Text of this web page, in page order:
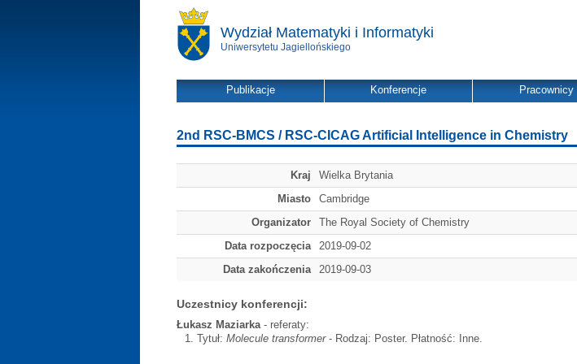
Wydział Matematyki i Informatyki
Uniwersytetu Jagiellońskiego
Publikacje Konferencje Pracownicy
2nd RSC-BMCS / RSC-CICAG Artificial Intelligence in Chemistry
Kraj
Wielka Brytania
Miasto
Cambridge
Organizator
The Royal Society of Chemistry
Data rozpoczęcia
2019-09-02
Data zakończenia
2019-09-03
Uczestnicy konferencji:
Łukasz Maziarka- referaty:
Tytuł: Molecule transformer- Rodzaj: Poster. Płatność: Inne.